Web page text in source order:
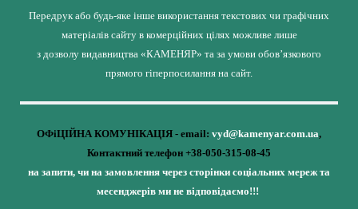
Передрук або будь-яке інше використання текстових чи графічних
матеріалів сайту в комерційних цілях можливе лише
з дозволу видавництва «КАМЕНЯР» та за умови обов’язкового
прямого гіперпосилання на сайт.
ОФіЦІЙНА КОМУНІКАЦІЯ - email: vyd@kamenyar.com.ua,
Контактний телефон +38-050-315-08-45
на запити, чи на замовлення через сторінки соціальних мереж та
месенджерів ми не відповідаємо!!!